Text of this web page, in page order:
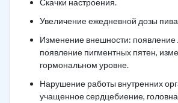
Скачки настроения.
Увеличение ежедневной дозы
Изменение внешности: появление
появление пигментных пятен,
гормональном уровне.
Нарушение работы внутренних
учащенное сердцебиение,